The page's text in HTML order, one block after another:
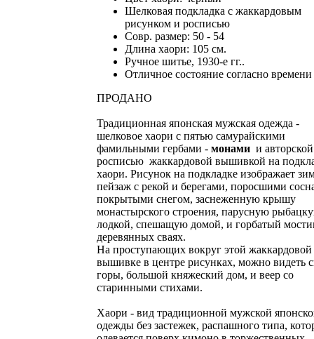
Шелковая подкладка с жаккардовым
рисунком и росписью
Совр. размер: 50 - 54
Длина хаори: 105 см.
Ручное шитье, 1930-е гг..
Отличное состояние согласно времени
ПРОДАНО
Традиционная японская мужская одежда -
шелковое хаори с пятью самурайскими
фамильными гербами - монамии авторской
росписью жаккардовой вышивкой на
хаори. Рисунок на подкладке изображает
пейзаж с рекой и берегами, поросшими
покрытыми снегом, заснеженную крышу
монастырского строения, парусную
лодкой, спешащую домой, и горбатый
деревянных сваях.
На проступающих вокруг этой жаккардовой
вышивке в центре рисунках, можно видеть
горы, большой княжеский дом, и веер со
старинными стихами.
Хаори - вид традиционной мужской
одежды без застежек, распашного типа,